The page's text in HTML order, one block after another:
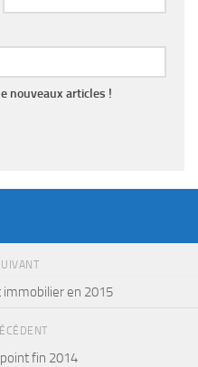
nouveaux articles !
immobilier en 2015
fin 2014